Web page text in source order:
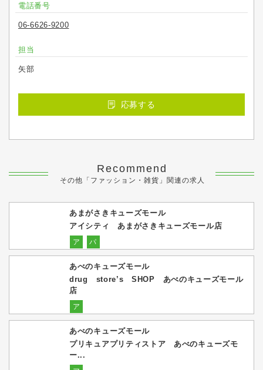
電話番号
06-6626-9200
担当
矢部
応募する
Recommend
その他「ファッション・雑貨」関連の求人
あまがさきキューズモール
アイシティ あまがさきキューズモール店
ア パ
あべのキューズモール
drug store’s SHOP あべのキューズモール
店
ア
あべのキューズモール
プリキュアプリティストア あべのキューズモ
ー...